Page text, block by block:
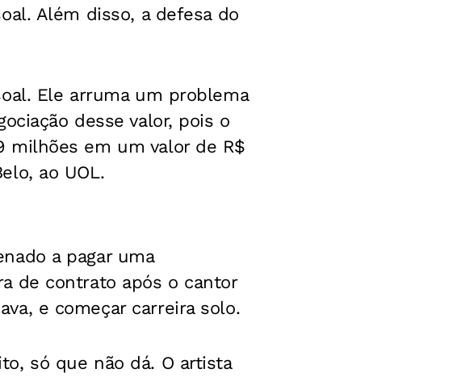
Além disso, a defesa do
Ele arruma um problema
desse valor, pois o
milhões em um valor de R$
ao UOL.
a pagar uma
de contrato após o cantor
e começar carreira solo.
só que não dá. O artista